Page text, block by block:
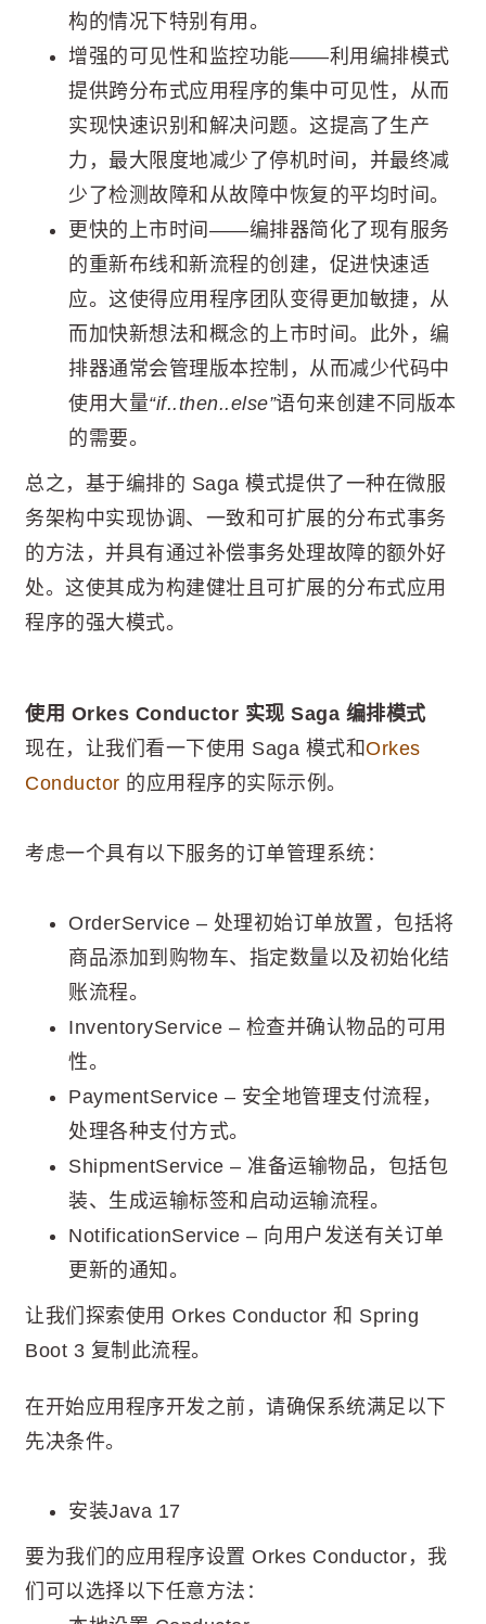
构的情况下特别有用。
增强的可见性和监控功能——利用编排模式
提供跨分布式应用程序的集中可见性，从而
实现快速识别和解决问题。这提高了生产
力，最大限度地减少了停机时间，并最终减
少了检测故障和从故障中恢复的平均时间。
更快的上市时间——编排器简化了现有服务
的重新布线和新流程的创建，促进快速适
应。这使得应用程序团队变得更加敏捷，从
而加快新想法和概念的上市时间。此外，编
排器通常会管理版本控制，从而减少代码中
使用大量“if..then..else”语句来创建不同版本
的需要。
总之，基于编排的 Saga 模式提供了一种在微服
务架构中实现协调、一致和可扩展的分布式事务
的方法，并具有通过补偿事务处理故障的额外好
处。这使其成为构建健壮且可扩展的分布式应用
程序的强大模式。
使用 Orkes Conductor 实现 Saga 编排模式
现在，让我们看一下使用 Saga 模式和Orkes
Conductor 的应用程序的实际示例。
考虑一个具有以下服务的订单管理系统：
OrderService – 处理初始订单放置，包括将
商品添加到购物车、指定数量以及初始化结
账流程。
InventoryService – 检查并确认物品的可用
性。
PaymentService – 安全地管理支付流程，
处理各种支付方式。
ShipmentService – 准备运输物品，包括包
装、生成运输标签和启动运输流程。
NotificationService – 向用户发送有关订单
更新的通知。
让我们探索使用 Orkes Conductor 和 Spring
Boot 3 复制此流程。
在开始应用程序开发之前，请确保系统满足以下
先决条件。
安装Java 17
要为我们的应用程序设置 Orkes Conductor，我
们可以选择以下任意方法：